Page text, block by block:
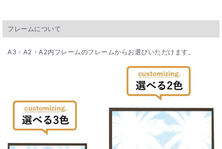
フレームについて
A3・A2・A2内フレームのフレームからお選びいただけます。